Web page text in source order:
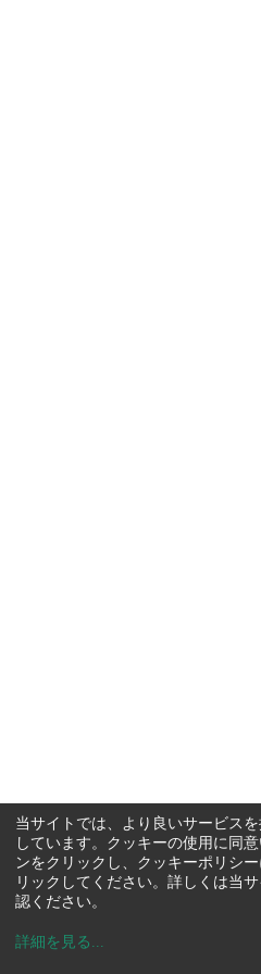
当サイトでは、より良いサービス
しています。クッキーの使用に同
ンをクリックし、クッキーポリシ
リックしてください。詳しくは当
認ください。
詳細を見る ...